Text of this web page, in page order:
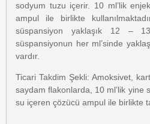
sodyum tuzu içerir. 10 ml’lik
ampul ile birlikte
süspansiyon yaklaşık 12 –
süspansiyonun her ml’sinde
vardır.
Ticari Takdim Şekli: Amoksivet,
saydam ﬂakonlarda, 10 ml’lik yine
su içeren çözücü ampul ile birlikte